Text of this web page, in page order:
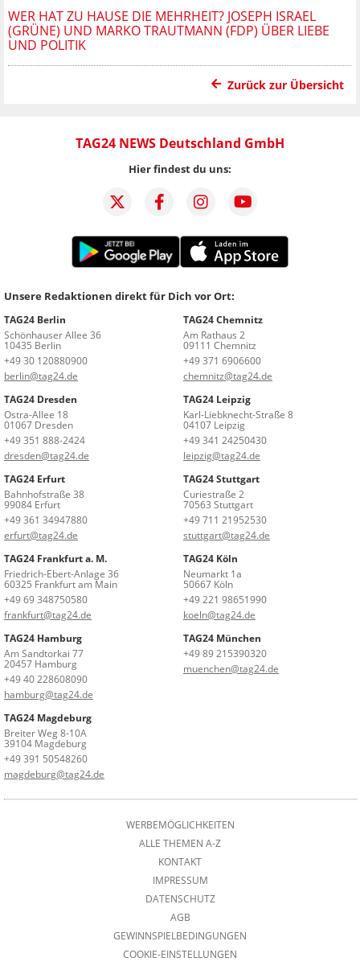
WER HAT ZU HAUSE DIE MEHRHEIT? JOSEPH ISRAEL
(GRÜNE) UND MARKO TRAUTMANN (FDP) ÜBER LIEBE
UND POLITIK
Zurück zur Übersicht
TAG24 NEWS Deutschland GmbH
Hier findest du uns:
Unsere Redaktionen direkt für Dich vor Ort:
TAG24 Berlin
Schönhauser Allee 36
10435 Berlin
+49 30 120880900
berlin@tag24.de
TAG24 Chemnitz
Am Rathaus 2
09111 Chemnitz
+49 371 6906600
chemnitz@tag24.de
TAG24 Dresden
Ostra-Allee 18
01067 Dresden
+49 351 888-2424
dresden@tag24.de
TAG24 Leipzig
Karl-Liebknecht-Straße 8
04107 Leipzig
+49 341 24250430
leipzig@tag24.de
TAG24 Erfurt
Bahnhofstraße 38
99084 Erfurt
+49 361 34947880
erfurt@tag24.de
TAG24 Stuttgart
Curiestraße 2
70563 Stuttgart
+49 711 21952530
stuttgart@tag24.de
TAG24 Frankfurt a. M.
Friedrich-Ebert-Anlage 36
60325 Frankfurt am Main
+49 69 348750580
frankfurt@tag24.de
TAG24 Köln
Neumarkt 1a
50667 Köln
+49 221 98651990
koeln@tag24.de
TAG24 Hamburg
Am Sandtorkai 77
20457 Hamburg
+49 40 228608090
hamburg@tag24.de
TAG24 München
+49 89 215390320
muenchen@tag24.de
TAG24 Magdeburg
Breiter Weg 8-10A
39104 Magdeburg
+49 391 50548260
magdeburg@tag24.de
WERBEMÖGLICHKEITEN
ALLE THEMEN A-Z
KONTAKT
IMPRESSUM
DATENSCHUTZ
AGB
GEWINNSPIELBEDINGUNGEN
COOKIE-EINSTELLUNGEN